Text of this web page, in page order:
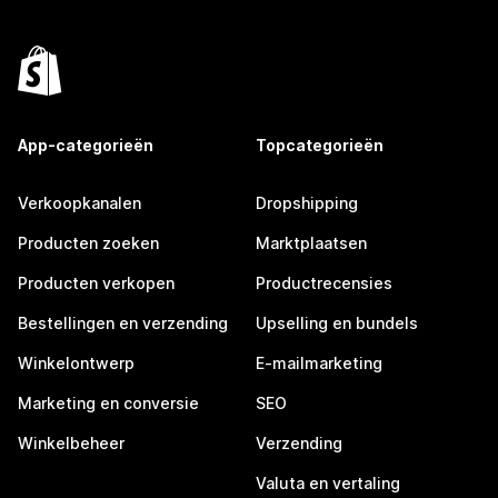
App-categorieën
Verkoopkanalen
Producten zoeken
Producten verkopen
Bestellingen en verzending
Winkelontwerp
Marketing en conversie
Winkelbeheer
Topcategorieën
Dropshipping
Marktplaatsen
Productrecensies
Upselling en bundels
E-mailmarketing
SEO
Verzending
Valuta en vertaling